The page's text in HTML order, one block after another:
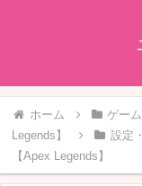
ホーム ゲーム
Legends】
設定
【Apex Legends】